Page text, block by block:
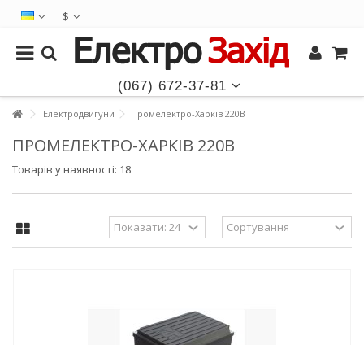
$
(067) 672-37-81
Електродвигуни Промелектро-Харків 220В
ПРОМЕЛЕКТРО-ХАРКІВ 220В
Товарів у наявності: 18